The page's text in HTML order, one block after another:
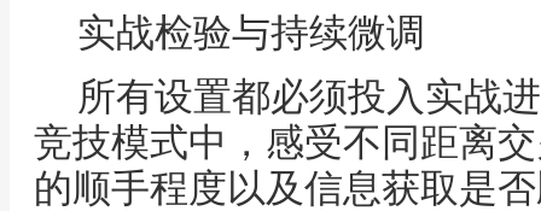
实战检验与持续微调
所有设置都必须投入实战
竞技模式中，感受不同距离
的顺手程度以及信息获取是